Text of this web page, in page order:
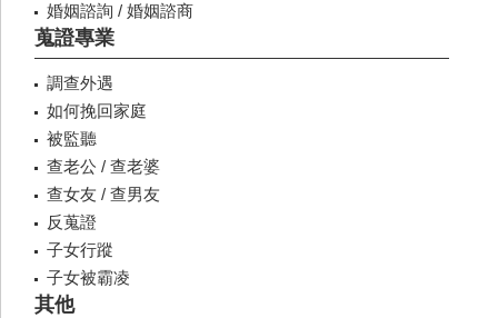
婚姻諮詢 / 婚姻諮商
蒐證專業
調查外遇
如何挽回家庭
被監聽
查老公 / 查老婆
查女友 / 查男友
反蒐證
子女行蹤
子女被霸凌
其他